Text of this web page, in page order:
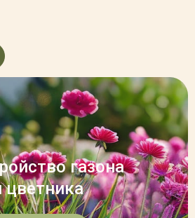
газона
цветника